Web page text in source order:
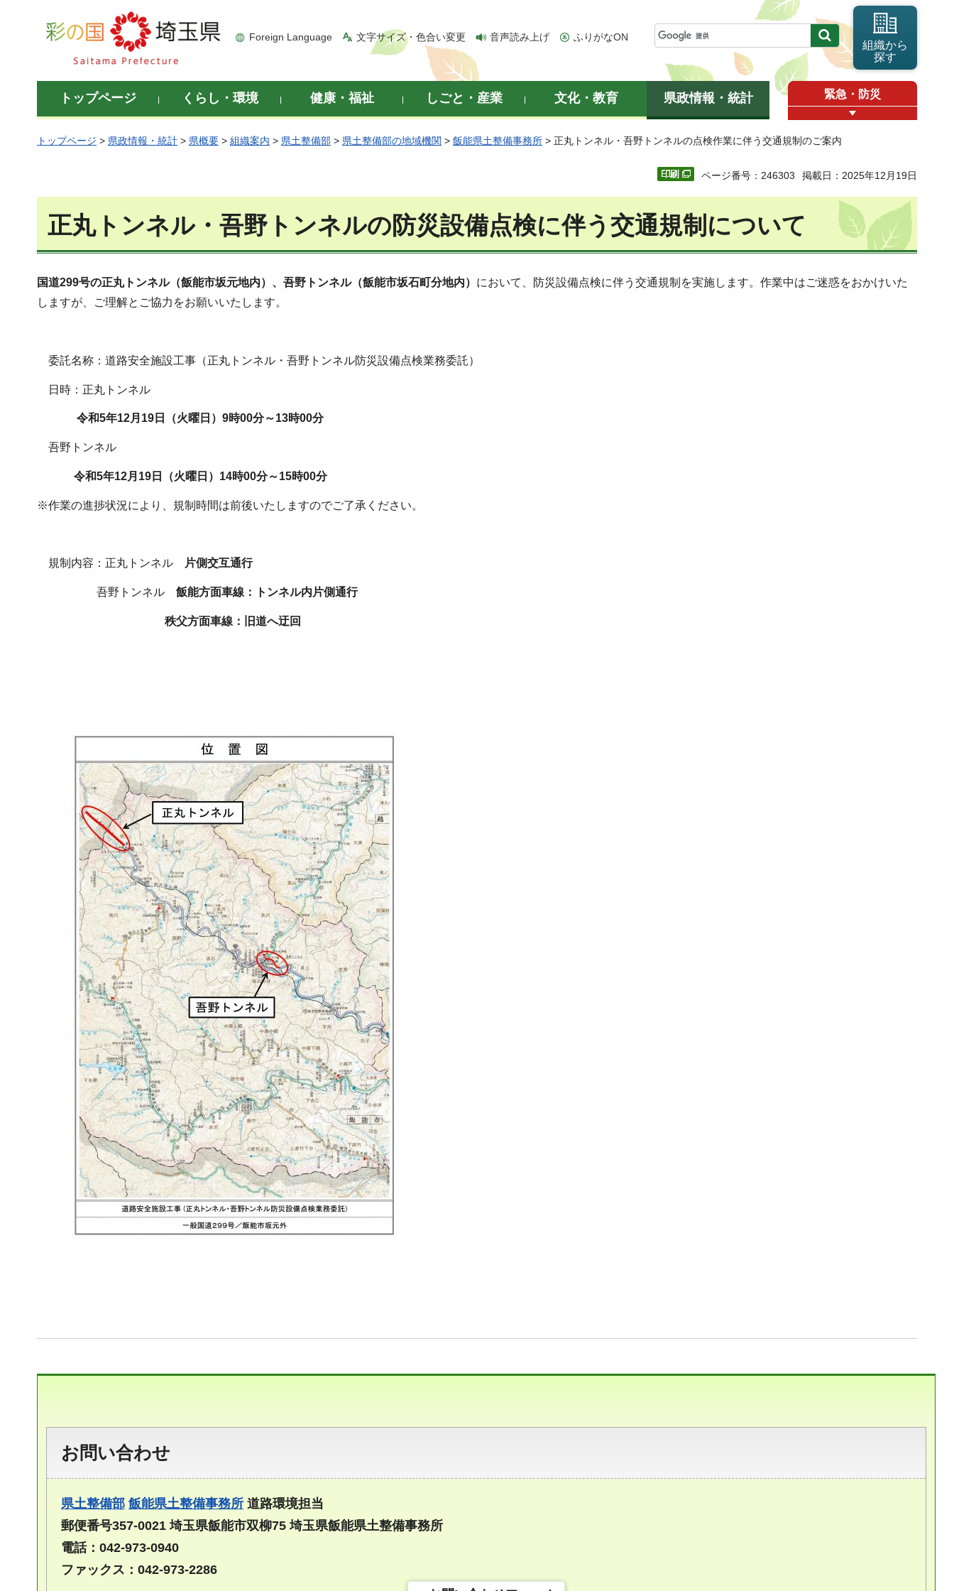
彩の国 埼玉県
Foreign Language 文字サイズ・色合い変更 音声読み上げ ふりがなON
組織から
探す
トップページ くらし・環境 健康・福祉 しごと・産業 文化・教育 県政情報・統計 緊急・防災
トップページ > 県政情報・統計 > 県概要 > 組織案内 > 県土整備部 > 県土整備部の地域機関 > 飯能県土整備事務所 > 正丸トンネル・吾野トンネルの点検作業に伴う交通規制のご案内
ページ番号：246303 掲載日：2025年12月19日
正丸トンネル・吾野トンネルの防災設備点検に伴う交通規制について
国道299号の正丸トンネル（飯能市坂元地内）、吾野トンネル（飯能市坂石町分地内） において、防災設備点検に伴う交通規制を実施します。作業中はご迷惑をおかけいた
しますが、ご理解とご協力をお願いいたします。
委託名称：道路安全施設工事（正丸トンネル・吾野トンネル防災設備点検業務委託）
日時：正丸トンネル
令和5年12月19日（火曜日）9時00分～13時00分
吾野トンネル
令和5年12月19日（火曜日）14時00分～15時00分
※作業の進捗状況により、規制時間は前後いたしますのでご了承ください。
規制内容：正丸トンネル 片側交互通行
吾野トンネル 飯能方面車線：トンネル内片側通行
秩父方面車線：旧道へ迂回
お問い合わせ
県土整備部 飯能県土整備事務所 道路環境担当
郵便番号357-0021 埼玉県飯能市双柳75 埼玉県飯能県土整備事務所
電話：042-973-0940
ファックス：042-973-2286